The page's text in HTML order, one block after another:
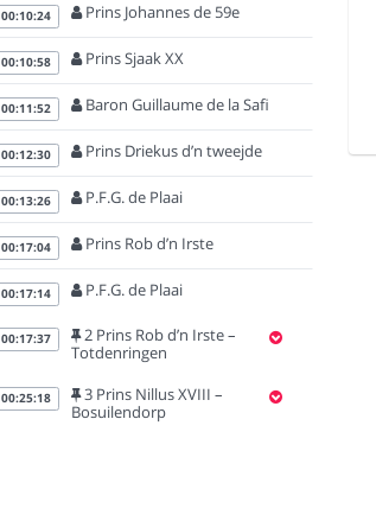
00:10:24 Prins Johannes de 59e
00:10:58 Prins Sjaak XX
00:11:52 Baron Guillaume de la Safi
00:12:30 Prins Driekus d’n tweejde
00:13:26 P.F.G. de Plaai
00:17:04 Prins Rob d’n Irste
00:17:14 P.F.G. de Plaai
00:17:37
2 Prins Rob d’n Irste –
Totdenringen
00:25:18
3 Prins Nillus XVIII –
Bosuilendorp